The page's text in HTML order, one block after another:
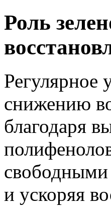
Роль
Регулярное
снижению
благодаря
свободными
и ускоряя